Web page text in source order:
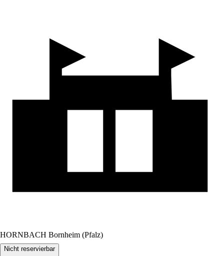
HORNBACH Bornheim (Pfalz)
Nicht reservierbar